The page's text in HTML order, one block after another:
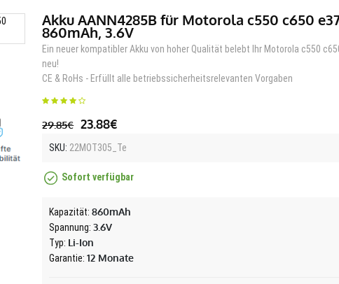
Akku AANN4285B für Motorola c550 c650
860mAh, 3.6V
Ein neuer kompatibler Akku von hoher Qualität belebt Ihr Motorola c550
neu!
CE & RoHs - Erfüllt alle betriebssicherheitsrelevanten Vorgaben
29.85€ 23.88€
SKU: 22MOT305_Te
Sofort verfügbar
Kapazität:860mAh
Spannung:3.6V
Typ: Li-Ion
Garantie:12 Monate